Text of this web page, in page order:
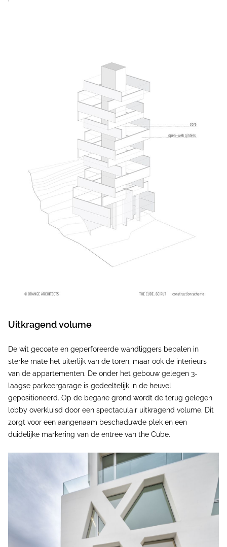
Uitkragend volume
De wit gecoate en geperforeerde wandliggers bepalen in
sterke mate het uiterlijk van de toren, maar ook de interieurs
van de appartementen. De onder het gebouw gelegen 3-
laagse parkeergarage is gedeeltelijk in de heuvel
gepositioneerd. Op de begane grond wordt de terug gelegen
lobby overkluisd door een spectaculair uitkragend volume. Dit
zorgt voor een aangenaam beschaduwde plek en een
duidelijke markering van de entree van the Cube.